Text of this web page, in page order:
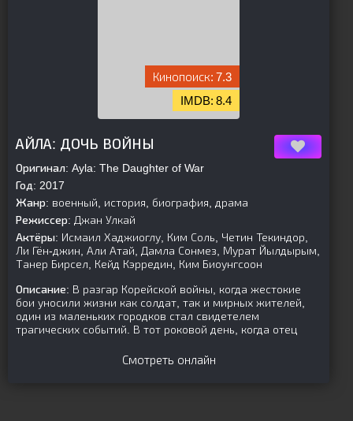
7.3
8.4
АЙЛА: ДОЧЬ ВОЙНЫ
Оригинал: Ayla: The Daughter of War
Год: 2017
Жанр: военный, история, биография, драма
Режиссер: Джан Улкай
Актёры: Исмаил Хаджиоглу, Ким Соль, Четин Текиндор,
Ли Гён-джин, Али Атай, Дамла Сонмез, Мурат Йылдырым,
Танер Бирсел, Кейд Кэрредин, Ким Биоунгсоон
Описание: В разгар Корейской войны, когда жестокие
бои уносили жизни как солдат, так и мирных жителей,
один из маленьких городков стал свидетелем
трагических событий. В тот роковой день, когда отец
Смотреть онлайн